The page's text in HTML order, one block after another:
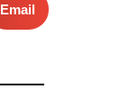
Email